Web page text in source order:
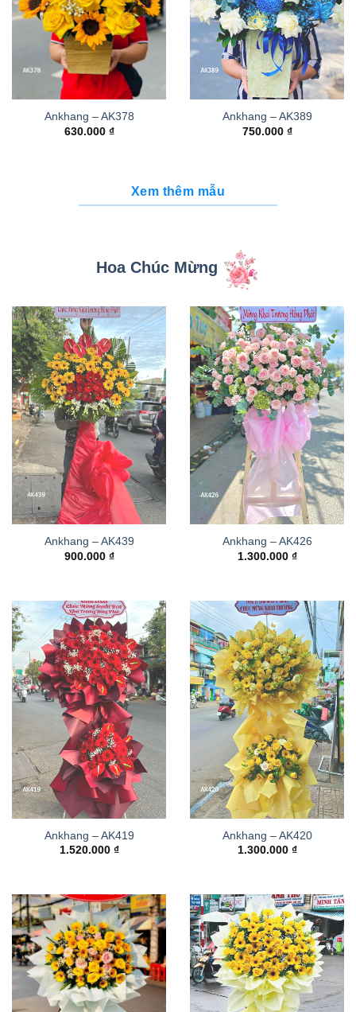
Ankhang – AK378
630.000 ₫
Ankhang – AK389
750.000 ₫
Xem thêm mẫu
Hoa Chúc Mừng
Ankhang – AK439
900.000 ₫
Ankhang – AK426
1.300.000 ₫
Ankhang – AK419
1.520.000 ₫
Ankhang – AK420
1.300.000 ₫